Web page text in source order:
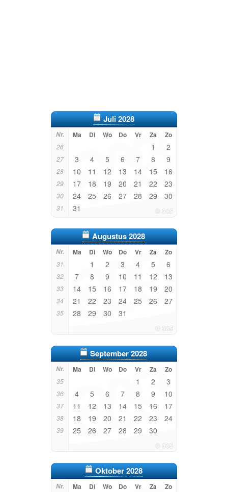
Juli 2028
Nr. Ma Di Wo Do Vr Za Zo
26 1 2
27 3 4 5 6 7 8 9
28 10 11 12 13 14 15 16
29 17 18 19 20 21 22 23
30 24 25 26 27 28 29 30
31 31
Augustus 2028
Nr. Ma Di Wo Do Vr Za Zo
31 1 2 3 4 5 6
32 7 8 9 10 11 12 13
33 14 15 16 17 18 19 20
34 21 22 23 24 25 26 27
35 28 29 30 31
September 2028
Nr. Ma Di Wo Do Vr Za Zo
35 1 2 3
36 4 5 6 7 8 9 10
37 11 12 13 14 15 16 17
38 18 19 20 21 22 23 24
39 25 26 27 28 29 30
Oktober 2028
Nr. Ma Di Wo Do Vr Za Zo